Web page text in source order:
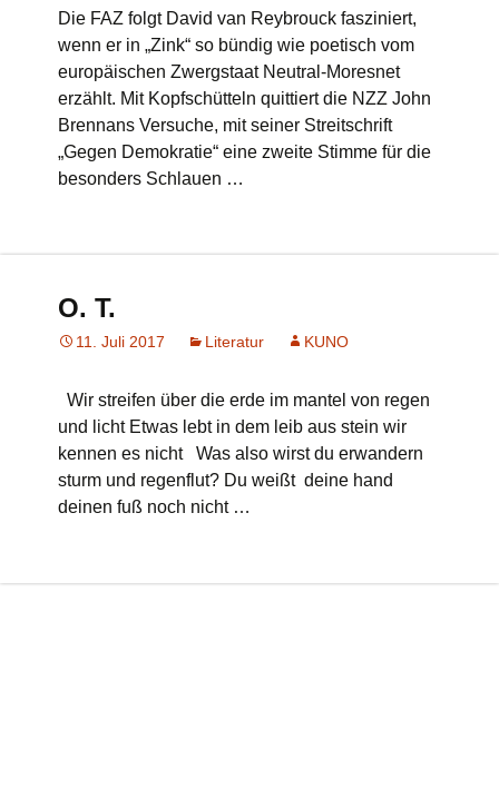
Die FAZ folgt David van Reybrouck fasziniert,
wenn er in „Zink“ so bündig wie poetisch vom
europäischen Zwergstaat Neutral-Moresnet
erzählt. Mit Kopfschütteln quittiert die NZZ John
Brennans Versuche, mit seiner Streitschrift
„Gegen Demokratie“ eine zweite Stimme für die
besonders Schlauen …
O. T.
11. Juli 2017 Literatur KUNO
Wir streifen über die erde im mantel von regen
und licht Etwas lebt in dem leib aus stein wir
kennen es nicht Was also wirst du erwandern
sturm und regenflut? Du weißt deine hand
deinen fuß noch nicht …